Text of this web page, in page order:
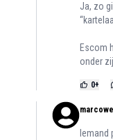
Ja, zo
Escom
onder
0+